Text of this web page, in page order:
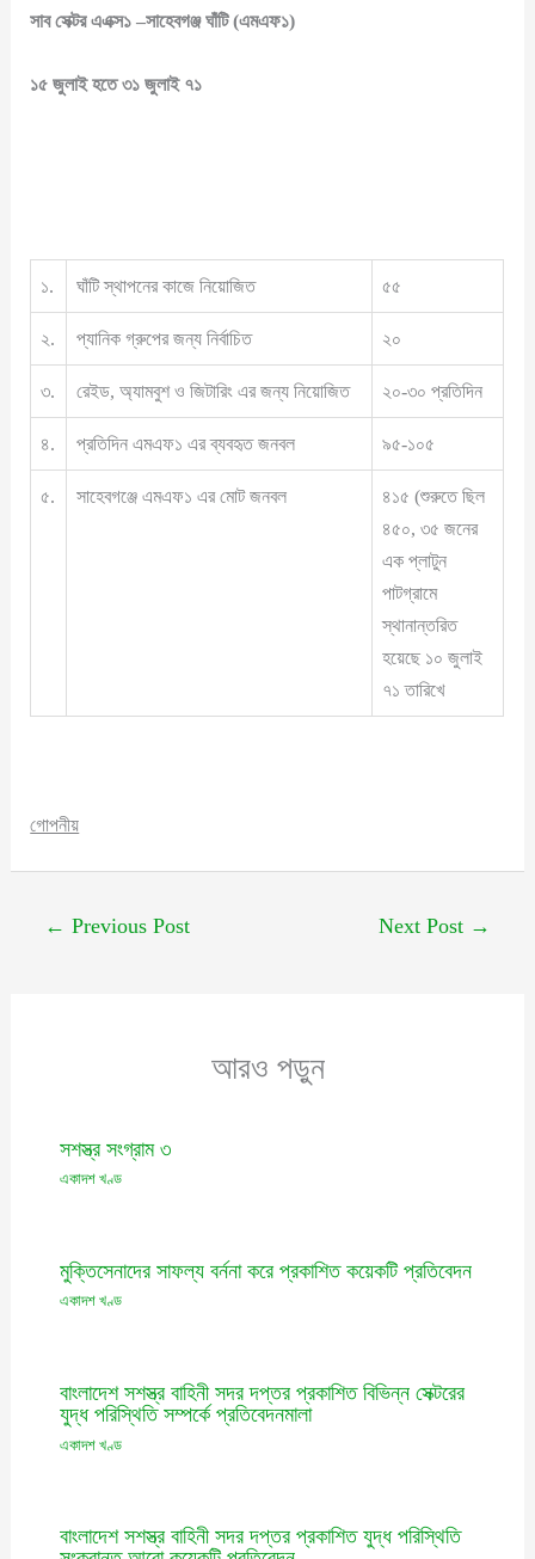
সাব সেক্টর এএক্স১ –সাহেবগঞ্জ ঘাঁটি (এমএফ১)
১৫ জুলাই হতে ৩১ জুলাই ৭১
১. ঘাঁটি স্থাপনের কাজে নিয়োজিত ৫৫
২. প্যানিক গ্রুপের জন্য নির্বাচিত ২০
৩. রেইড, অ্যামবুশ ও জিটারিং এর জন্য নিয়োজিত ২০-৩০ প্রতিদিন
৪. প্রতিদিন এমএফ১ এর ব্যবহৃত জনবল ৯৫-১০৫
৫. সাহেবগঞ্জে এমএফ১ এর মোট জনবল
৪১৫ (শুরুতে ছিল
৪৫০, ৩৫ জনের
এক প্লাটুন
পাটগ্রামে
স্থানান্তরিত
হয়েছে ১০ জুলাই
৭১ তারিখে
গোপনীয়
← Previous Post Next Post →
আরও পড়ুন
সশস্ত্র সংগ্রাম ৩
একাদশ খণ্ড
মুক্তিসেনাদের সাফল্য বর্ননা করে প্রকাশিত কয়েকটি প্রতিবেদন
একাদশ খণ্ড
বাংলাদেশ সশস্ত্র বাহিনী সদর দপ্তর প্রকাশিত বিভিন্ন সেক্টরের
যুদ্ধ পরিস্থিতি সম্পর্কে প্রতিবেদনমালা
একাদশ খণ্ড
বাংলাদেশ সশস্ত্র বাহিনী সদর দপ্তর প্রকাশিত যুদ্ধ পরিস্থিতি